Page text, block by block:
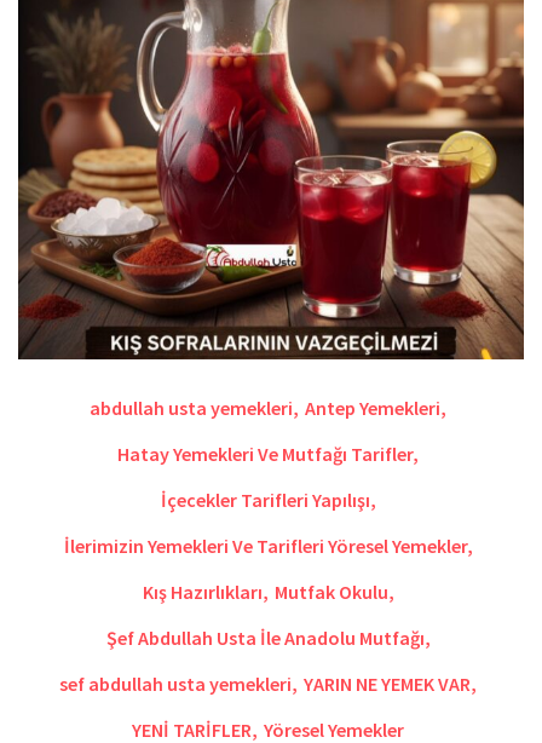
abdullah usta yemekleri, Antep Yemekleri,
Hatay Yemekleri Ve Mutfağı Tarifler,
İçecekler Tarifleri Yapılışı,
İlerimizin Yemekleri Ve Tarifleri Yöresel Yemekler,
Kış Hazırlıkları, Mutfak Okulu,
Şef Abdullah Usta İle Anadolu Mutfağı,
sef abdullah usta yemekleri, YARIN NE YEMEK VAR,
YENİ TARİFLER, Yöresel Yemekler